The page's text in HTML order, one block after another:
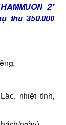
2*
thu 350.000
nhiệt tình,